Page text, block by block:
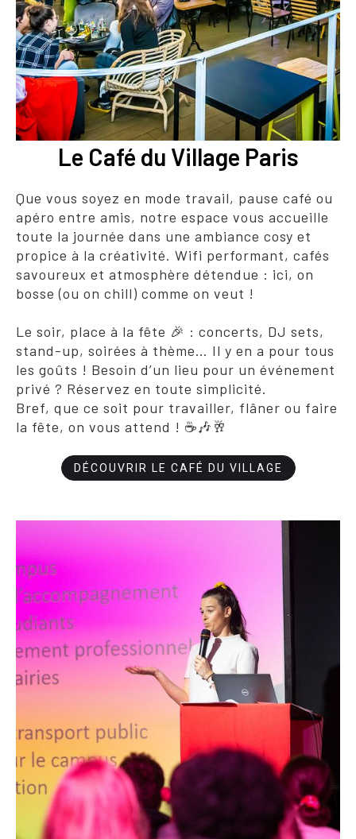
Le Café du Village Paris
Que vous soyez en mode travail, pause café ou
apéro entre amis, notre espace vous accueille
toute la journée dans une ambiance cosy et
propice à la créativité. Wifi performant, cafés
savoureux et atmosphère détendue : ici, on
bosse (ou on chill) comme on veut !
Le soir, place à la fête 🎉 : concerts, DJ sets,
stand-up, soirées à thème… Il y en a pour tous
les goûts ! Besoin d’un lieu pour un événement
privé ? Réservez en toute simplicité.
Bref, que ce soit pour travailler, flâner ou faire
la fête, on vous attend ! ☕🎶🥂
DÉCOUVRIR LE CAFÉ DU VILLAGE